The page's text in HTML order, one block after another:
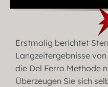
Erstmalig berichtet
Langzeitergebnisse
die Del Ferro Methode
Überzeugen Sie sich